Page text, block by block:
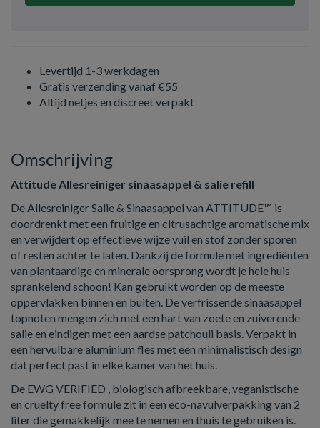
Levertijd 1-3 werkdagen
Gratis verzending vanaf €55
Altijd netjes en discreet verpakt
Omschrijving
Attitude Allesreiniger sinaasappel & salie refill
De Allesreiniger Salie & Sinaasappel van ATTITUDE™ is
doordrenkt met een fruitige en citrusachtige aromatische mix
en verwijdert op effectieve wijze vuil en stof zonder sporen
of resten achter te laten. Dankzij de formule met ingrediënten
van plantaardige en minerale oorsprong wordt je hele huis
sprankelend schoon! Kan gebruikt worden op de meeste
oppervlakken binnen en buiten. De verfrissende sinaasappel
topnoten mengen zich met een hart van zoete en zuiverende
salie en eindigen met een aardse patchouli basis. Verpakt in
een hervulbare aluminium fles met een minimalistisch design
dat perfect past in elke kamer van het huis.
De EWG VERIFIED , biologisch afbreekbare, veganistische
en cruelty free formule zit in een eco-navulverpakking van 2
liter die gemakkelijk mee te nemen en thuis te gebruiken is.